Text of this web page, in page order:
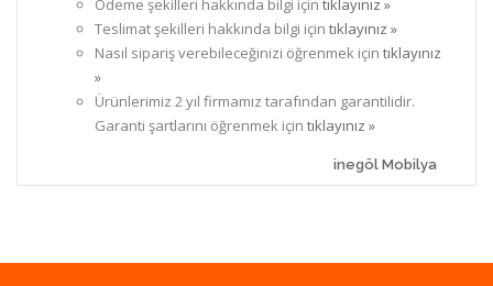
Teslimat şekilleri hakkında bilgi için tıklayınız »
Nasıl sipariş verebileceğinizi öğrenmek için tıklayınız
»
Ürünlerimiz 2 yıl firmamız tarafından garantilidir.
Garanti şartlarını öğrenmek için tıklayınız »
inegöl Mobilya